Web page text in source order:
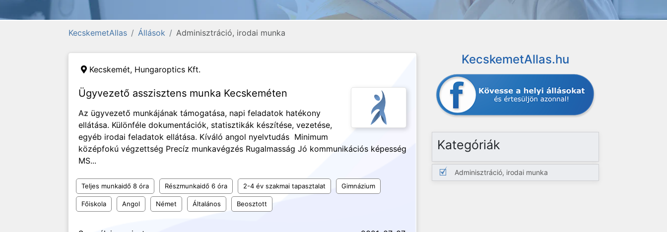
KecskemetAllas Állások Adminisztráció, irodai munka
Kecskemét, Hungaroptics Kft.
Ügyvezető asszisztens munka Kecskeméten
Az ügyvezető munkájának támogatása, napi feladatok hatékony
ellátása. Különféle dokumentációk, statisztikák készítése, vezetése,
egyéb irodai feladatok ellátása. Kíváló angol nyelvtudás Minimum
középfokú végzettség Precíz munkavégzés Rugalmasság Jó kommunikációs képesség
MS...
Teljes munkaidő 8 óra Részmunkaidő 6 óra 2-4 év szakmai tapasztalat Gimnázium
Főiskola Angol Német Általános Beosztott
KecskemetAllas.hu
Kategóriák
Adminisztráció, irodai munka